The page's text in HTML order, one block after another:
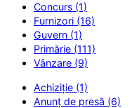
Concurs (1)
Furnizori (16)
Guvern (1)
Primărie (111)
Vânzare (9)
Achiziție (1)
Anunț de presă (6)